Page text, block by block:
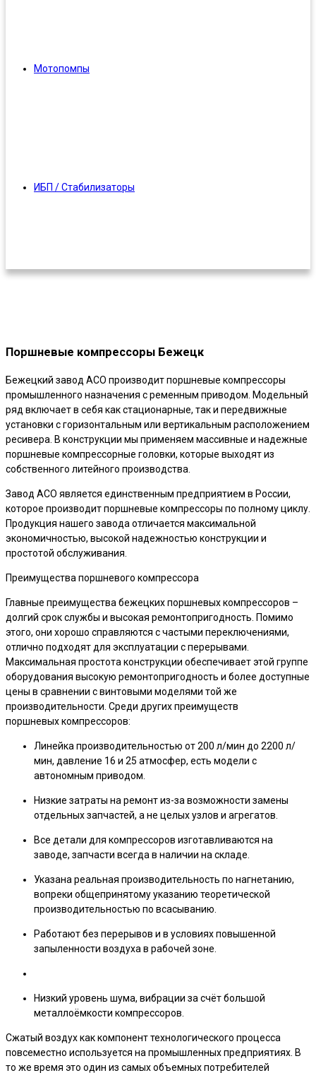
Мотопомпы
ИБП / Стабилизаторы
Поршневые компрессоры Бежецк
Бежецкий завод АСО производит поршневые компрессоры
промышленного назначения с ременным приводом. Модельный
ряд включает в себя как стационарные, так и передвижные
установки с горизонтальным или вертикальным расположением
ресивера. В конструкции мы применяем массивные и надежные
поршневые компрессорные головки, которые выходят из
собственного литейного производства.
Завод АСО является единственным предприятием в России,
которое производит поршневые компрессоры по полному циклу.
Продукция нашего завода отличается максимальной
экономичностью, высокой надежностью конструкции и
простотой обслуживания.
Преимущества поршневого компрессора
Главные преимущества бежецких поршневых компрессоров –
долгий срок службы и высокая ремонтопригодность. Помимо
этого, они хорошо справляются с частыми переключениями,
отлично подходят для эксплуатации с перерывами.
Максимальная простота конструкции обеспечивает этой группе
оборудования высокую ремонтопригодность и более доступные
цены в сравнении с винтовыми моделями той же
производительности. Среди других преимуществ
поршневых компрессоров:
Линейка производительностью от 200 л/мин до 2200 л/
мин, давление 16 и 25 атмосфер, есть модели с
автономным приводом.
Низкие затраты на ремонт из-за возможности замены
отдельных запчастей, а не целых узлов и агрегатов.
Все детали для компрессоров изготавливаются на
заводе, запчасти всегда в наличии на складе.
Указана реальная производительность по нагнетанию,
вопреки общепринятому указанию теоретической
производительностью по всасыванию.
Работают без перерывов и в условиях повышенной
запыленности воздуха в рабочей зоне.
Низкий уровень шума, вибрации за счёт большой
металлоёмкости компрессоров.
Сжатый воздух как компонент технологического процесса
повсеместно используется на промышленных предприятиях. В
то же время это один из самых объемных потребителей